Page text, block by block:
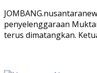
penyelenggaraan
terus dimatangkan.